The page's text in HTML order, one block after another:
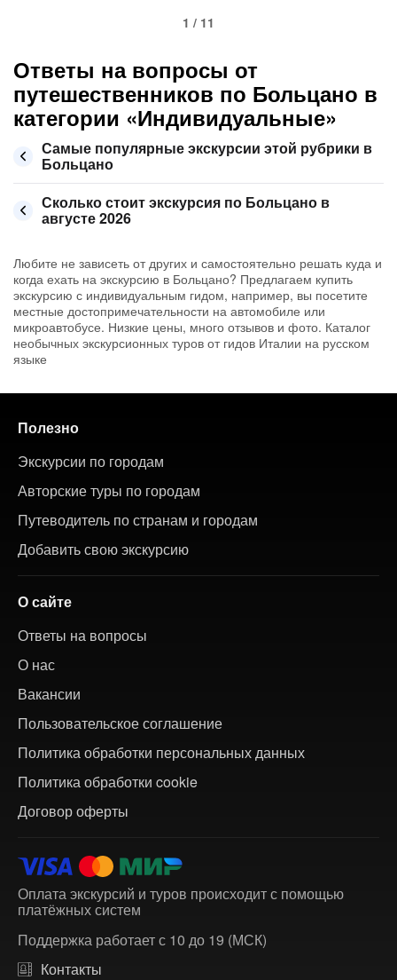
1 / 11
Ответы на вопросы от
путешественников по Больцано в
категории «Индивидуальные»
Самые популярные экскурсии этой рубрики в
Больцано
Сколько стоит экскурсия по Больцано в
августе 2026
Любите не зависеть от других и самостоятельно решать куда и
когда ехать на экскурсию в Больцано? Предлагаем купить
экскурсию с индивидуальным гидом, например, вы посетите
местные достопримечательности на автомобиле или
микроавтобусе. Низкие цены, много отзывов и фото. Каталог
необычных экскурсионных туров от гидов Италии на русском
языке
Полезно
Экскурсии по городам
Авторские туры по городам
Путеводитель по странам и городам
Добавить свою экскурсию
О сайте
Ответы на вопросы
О нас
Вакансии
Пользовательское соглашение
Политика обработки персональных данных
Политика обработки cookie
Договор оферты
Оплата экскурсий и туров происходит с помощью
платёжных систем
Поддержка работает с 10 до 19 (МСК)
Контакты